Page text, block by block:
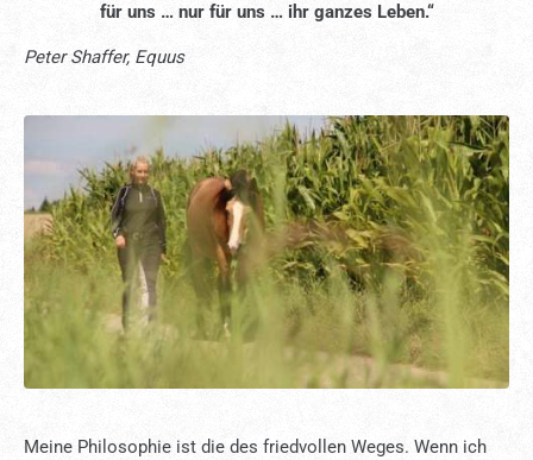
für uns … nur für uns … ihr ganzes Leben.“
Peter Shaffer, Equus
Meine Philosophie ist die des friedvollen Weges. Wenn ich